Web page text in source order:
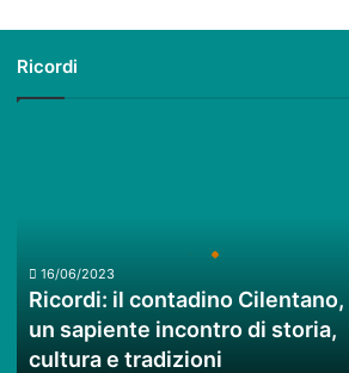
Ricordi
incontro
storia,
cultura
16/06/2023
Ricordi: il contadino Cilentano,
un sapiente incontro di storia,
cultura e tradizioni